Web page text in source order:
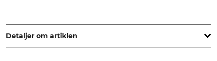
Netherlands, www.polydaun.nl
Detaljer om artiklen